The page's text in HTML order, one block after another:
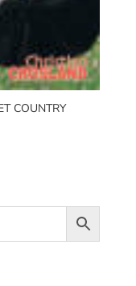
COUNTRY